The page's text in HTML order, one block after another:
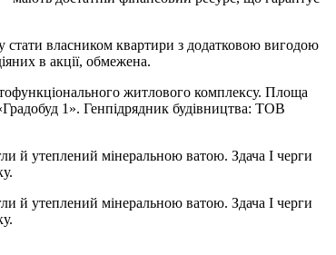
стати власником квартири з додатковою вигодою
в акції, обмежена.
житлового комплексу. Площа
1». Генпідрядник будівництва: ТОВ
й утеплений мінеральною ватою. Здача I черги
й утеплений мінеральною ватою. Здача I черги